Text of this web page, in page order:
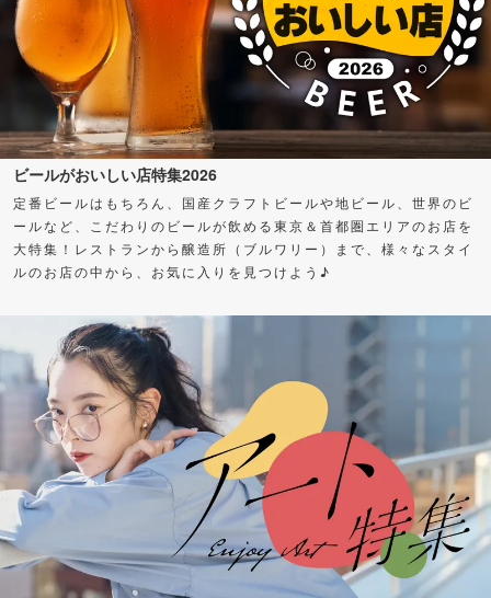
ビールがおいしい店特集2026
定番ビールはもちろん、国産クラフトビールや地ビール、世界のビ
ールなど、こだわりのビールが飲める東京＆首都圏エリアのお店を
大特集！レストランから醸造所（ブルワリー）まで、様々なスタイ
ルのお店の中から、お気に入りを見つけよう♪